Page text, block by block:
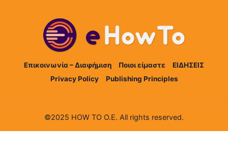
Επικοινωνία – Διαφήμιση Ποιοι είμαστε
ΕΙΔΗΣΕΙΣ
Privacy Policy
Publishing Principles
©2025 HOW TO Ο.Ε. All rights reserved.